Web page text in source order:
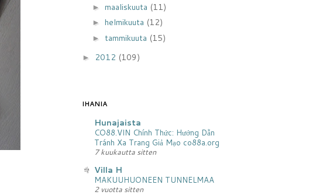
► maaliskuuta (11)
► helmikuuta (12)
► tammikuuta (15)
► 2012 (109)
IHANIA
Hunajaista
CO88.VIN Chính Thức: Hướng Dẫn
Tránh Xa Trang Giả Mạo co88a.org
7 kuukautta sitten
Villa H
MAKUUHUONEEN TUNNELMAA
2 vuotta sitten